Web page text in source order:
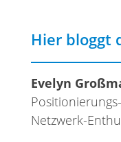
Hier bloggt
Evelyn
Netzwerk-